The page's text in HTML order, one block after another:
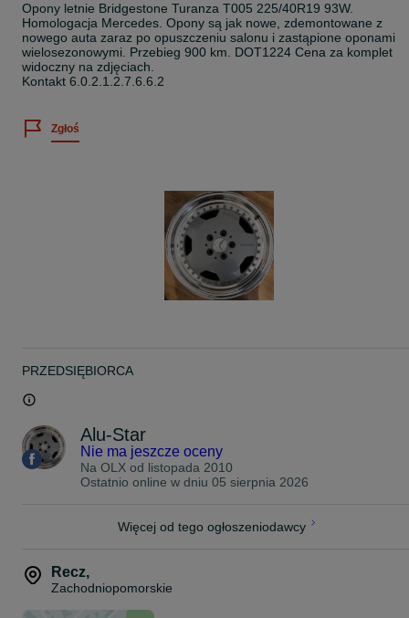
Opony letnie Bridgestone Turanza T005 225/40R19 93W.
Homologacja Mercedes. Opony są jak nowe, zdemontowane z
nowego auta zaraz po opuszczeniu salonu i zastąpione oponami
wielosezonowymi. Przebieg 900 km. DOT1224 Cena za komplet
widoczny na zdjęciach.
Kontakt 6.0.2.1.2.7.6.6.2
Zgłoś
PRZEDSIĘBIORCA
Alu-Star
Nie ma jeszcze oceny
Na OLX od listopada 2010
Ostatnio online w dniu 05 sierpnia 2026
Więcej od tego ogłoszeniodawcy
Recz,
Zachodniopomorskie